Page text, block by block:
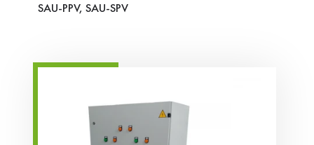
SAU-PPV, SAU-SPV